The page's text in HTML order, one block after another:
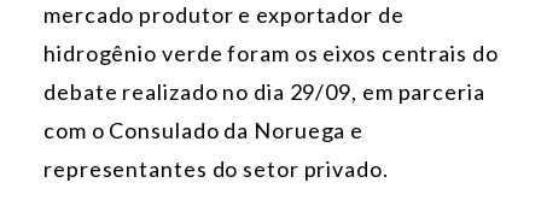
mercado produtor e exportador de
hidrogênio verde foram os eixos centrais do
debate realizado no dia 29/09, em parceria
com o Consulado da Noruega e
representantes do setor privado.